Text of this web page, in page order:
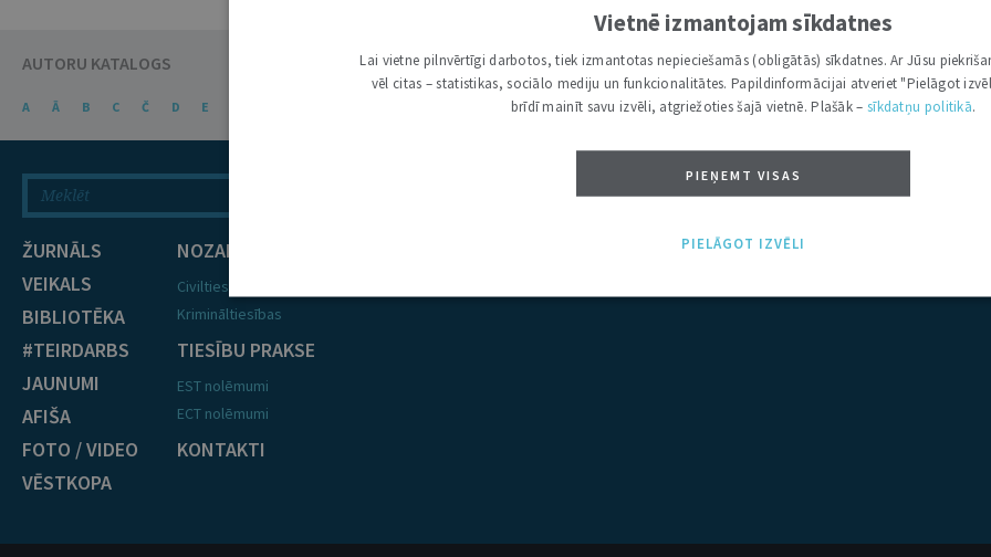
AUTORU KATALOGS
A Ā B C Č D E Ļ M N Ņ O P R S Š T U Ū V Z Ž
ŽURNĀLS
VEIKALS
BIBLIOTĒKA
#TEIRDARBS
JAUNUMI
AFIŠA
FOTO / VIDEO
VĒSTKOPA
NOZARES
Civiltiesības
Krimināltiesības
TIESĪBU PRAKSE
EST nolēmumi
ECT nolēmumi
KONTAKTI
Vietnē izmantojam sīkdatnes
Lai vietne pilnvērtīgi darbotos, tiek izmantotas nepieciešamās (obligātās) sīkdatnes. Ar Jūsu
vēl citas – statistikas, sociālo mediju un funkcionalitātes. Papildinformācijai atveriet "Pielāgot
brīdī mainīt savu izvēli, atgriežoties šajā vietnē. Plašāk – sīkdatņu politikā.
PIEŅEMT VISAS
PIELĀGOT IZVĒLI